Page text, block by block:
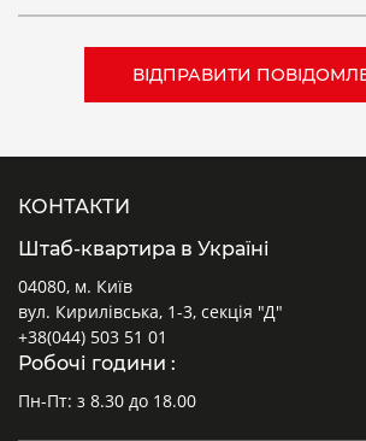
КОНТАКТИ
Штаб-квартира в Україні
04080, м. Київ
вул. Кирилівська, 1-3, секція "Д"
+38(044) 503 51 01
Робочі години :
Пн-Пт: з 8.30 до 18.00